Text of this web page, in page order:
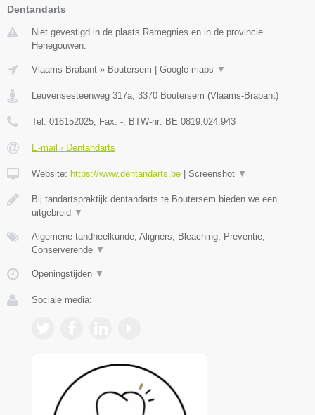
Dentandarts
Niet gevestigd in de plaats Ramegnies en in de provincie
Henegouwen.
Vlaams-Brabant » Boutersem Google maps ▼
Leuvensesteenweg 317a, 3370 Boutersem (Vlaams-Brabant)
Tel: 016152025, Fax: -, BTW-nr: BE 0819.024.943
E-mail › Dentandarts
Website: https://www.dentandarts.be Screenshot ▼
Bij tandartspraktijk dentandarts te Boutersem bieden we een
uitgebreid ▼
Algemene tandheelkunde, Aligners, Bleaching, Preventie,
Conserverende ▼
Openingstijden ▼
Sociale media: